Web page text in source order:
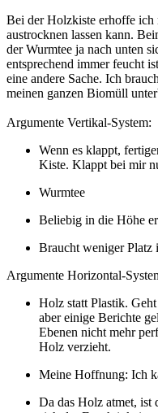
Bei der Holzkiste erhoffe ich
austrocknen lassen kann.
der Wurmtee ja nach unten
entsprechend immer feucht
eine andere Sache. Ich
meinen ganzen Biomüll
Argumente Vertikal-System:
Wenn es klappt,
Kiste. Klappt bei mir
Wurmtee
Beliebig in die Höhe
Braucht weniger Platz
Argumente Horizontal-
Holz statt Plastik.
aber einige Berichte
Ebenen nicht mehr
Holz verzieht.
Meine Hoffnung: Ich
Da das Holz atmet, ist